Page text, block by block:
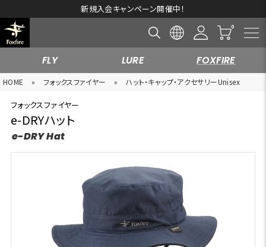
新規入会キャンペーン開催中！
FLY LURE FOXFIRE
HOME » フォックスファイヤー » ハット・キャップ・アクセサリーUnisex
フォックスファイヤー
e-DRYハット
e-DRY Hat